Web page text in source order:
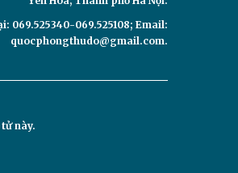
069.525340-069.525108; Email:
quocphongthudo@gmail.com.
này.